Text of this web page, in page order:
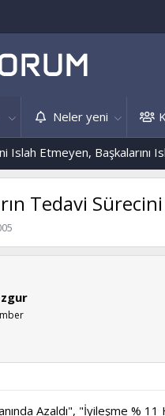
Neler yeni
Etmeyen, Başkalarını Islah
Tedavi Sürecini
Azaldı", "İyileşme %